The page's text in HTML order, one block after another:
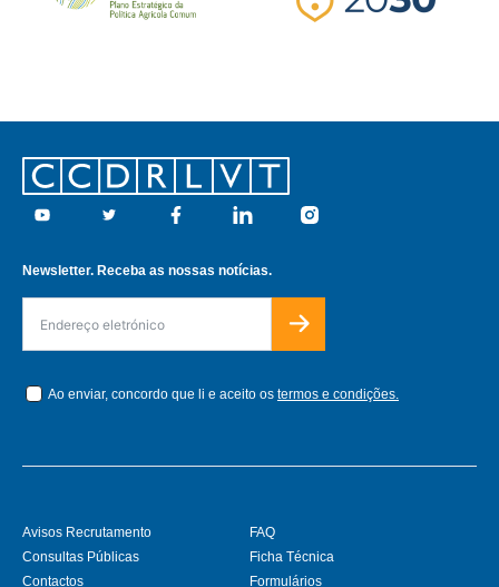
Footer
Youtube Twitter Facebook Linkedin Instagram
Newsletter. Receba as nossas notícias.
Ao enviar, concordo que li e aceito os termos e condições.
Avisos Recrutamento
Consultas Públicas
Contactos
FAQ
Ficha Técnica
Formulários